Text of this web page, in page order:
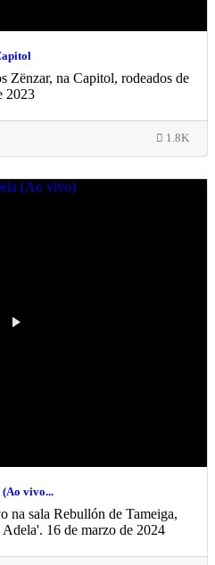
Zënzar, na Capitol, rodeados de
2023
1.8K
(Ao vivo...
na sala Rebullón de Tameiga,
16 de marzo de 2024